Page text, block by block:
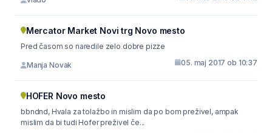
Mercator Market Novi trg Novo mesto
Pred časom so naredile zelo dobre pizze
Manja Novak 05. maj 2017 ob 10:37
HOFER Novo mesto
bbndnd, Hvala za tolažbo in mislim da po bom preživel, ampak
mislim da bi tudi Hofer preživel če...